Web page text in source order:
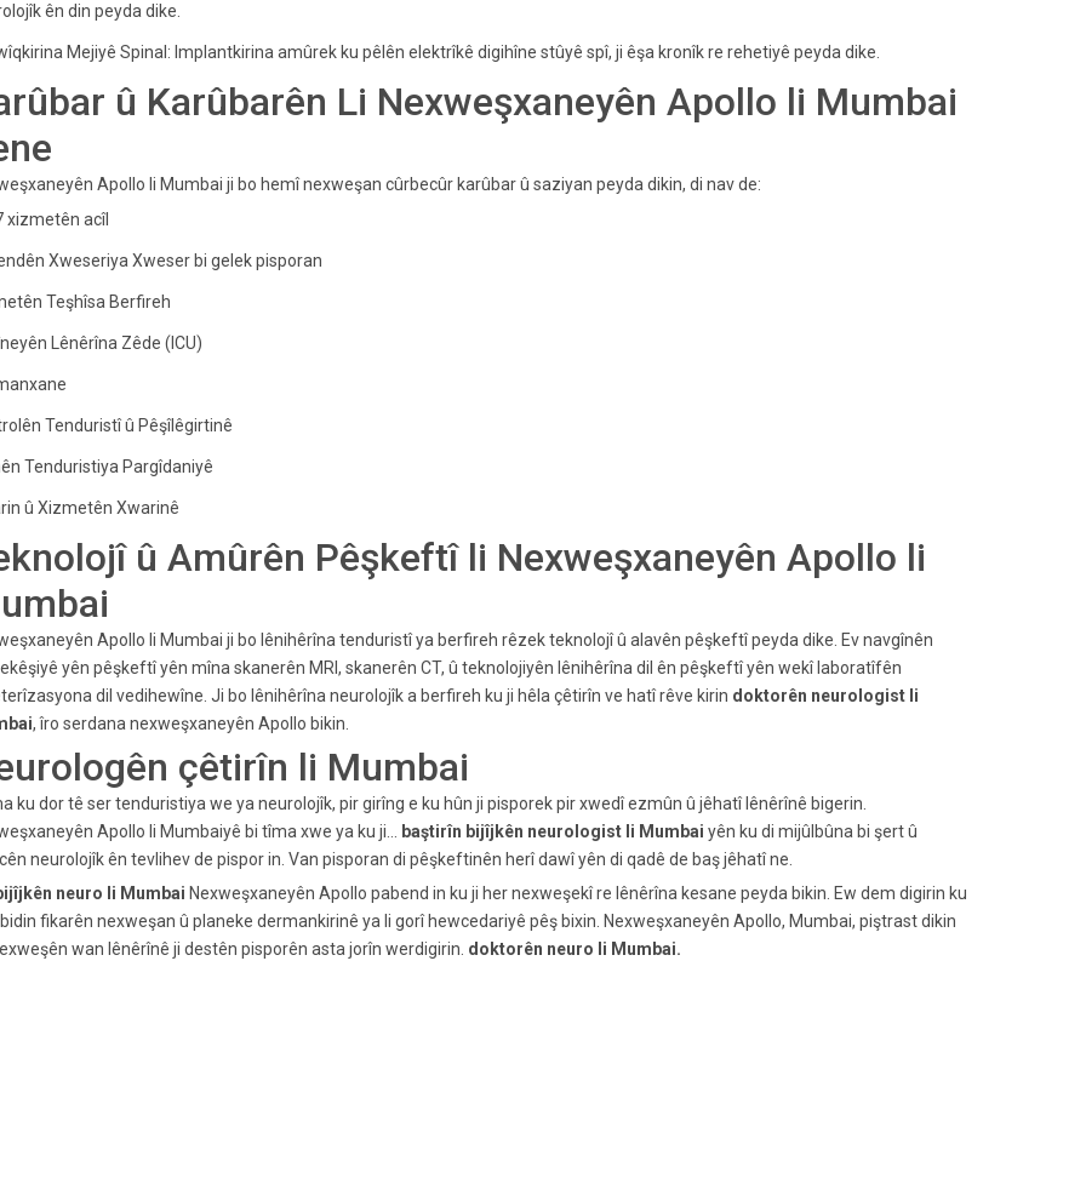
ên din peyda dike.
Mejiyê Spinal: Implantkirina amûrek ku pêlên elektrîkê digihîne stûyê spî, ji êşa kronîk re rehetiyê peyda dike.
û Karûbarên Li Nexweşxaneyên Apollo li Mumbai
Apollo li Mumbai ji bo hemî nexweşan cûrbecûr karûbar û saziyan peyda dikin, di nav de:
xizmetên acîl
Xweseriya Xweser bi gelek pisporan
Teşhîsa Berfireh
Lênêrîna Zêde (ICU)
Tenduristî û Pêşîlêgirtinê
Tenduristiya Pargîdaniyê
û Xizmetên Xwarinê
û Amûrên Pêşkeftî li Nexweşxaneyên Apollo li
Apollo li Mumbai ji bo lênihêrîna tenduristî ya berfireh rêzek teknolojî û alavên pêşkeftî peyda dike. Ev navgînên
yên pêşkeftî yên mîna skanerên MRI, skanerên CT, û teknolojiyên lênihêrîna dil ên pêşkeftî yên wekî laboratîfên
dil vedihewîne. Ji bo lênihêrîna neurolojîk a berfireh ku ji hêla çêtirîn ve hatî rêve kirin doktorên neurologist li
, îro serdana nexweşxaneyên Apollo bikin.
çêtirîn li Mumbai
ku dor tê ser tenduristiya we ya neurolojîk, pir girîng e ku hûn ji pisporek pir xwedî ezmûn û jêhatî lênêrînê bigerin.
Apollo li Mumbaiyê bi tîma xwe ya ku ji...
baştirîn bijîjkên neurologist li Mumbai yên ku di mijûlbûna bi şert û
neurolojîk ên tevlihev de pispor in. Van pisporan di pêşkeftinên herî dawî yên di qadê de baş jêhatî ne.
neuro li Mumbai Nexweşxaneyên Apollo pabend in ku ji her nexweşekî re lênêrîna kesane peyda bikin. Ew dem digirin ku
fikarên nexweşan û planeke dermankirinê ya li gorî hewcedariyê pêş bixin. Nexweşxaneyên Apollo, Mumbai, piştrast dikin
wan lênêrînê ji destên pisporên asta jorîn werdigirin. doktorên neuro li Mumbai.